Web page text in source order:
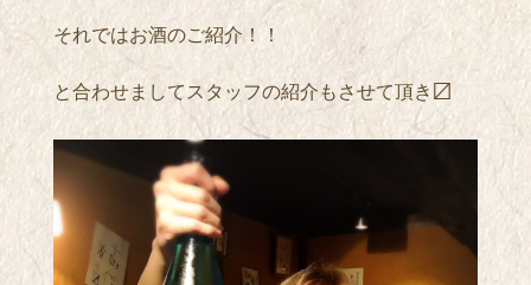
それではお酒のご紹介！！
と合わせましてスタッフの紹介もさせて頂き〼